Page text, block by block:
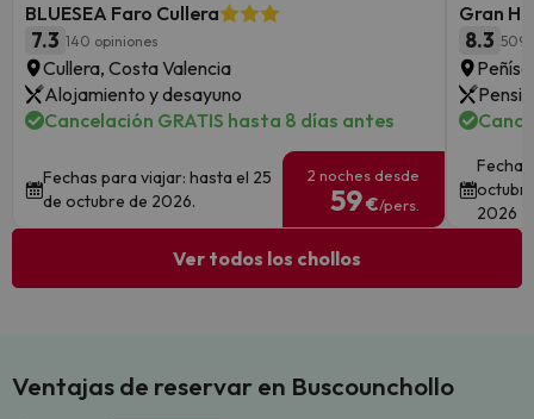
BLUESEA Faro Cullera
7.3 140 opiniones
Cullera, Costa Valencia
Alojamiento y desayuno
Cancelación GRATIS hasta 8 días antes
Fechas para viajar: hasta el 25
de octubre de 2026.
2 noches desde
59€/pers.
Gran
8.3
2026
Ver todos los chollos
Ventajas de reservar en Buscounchollo